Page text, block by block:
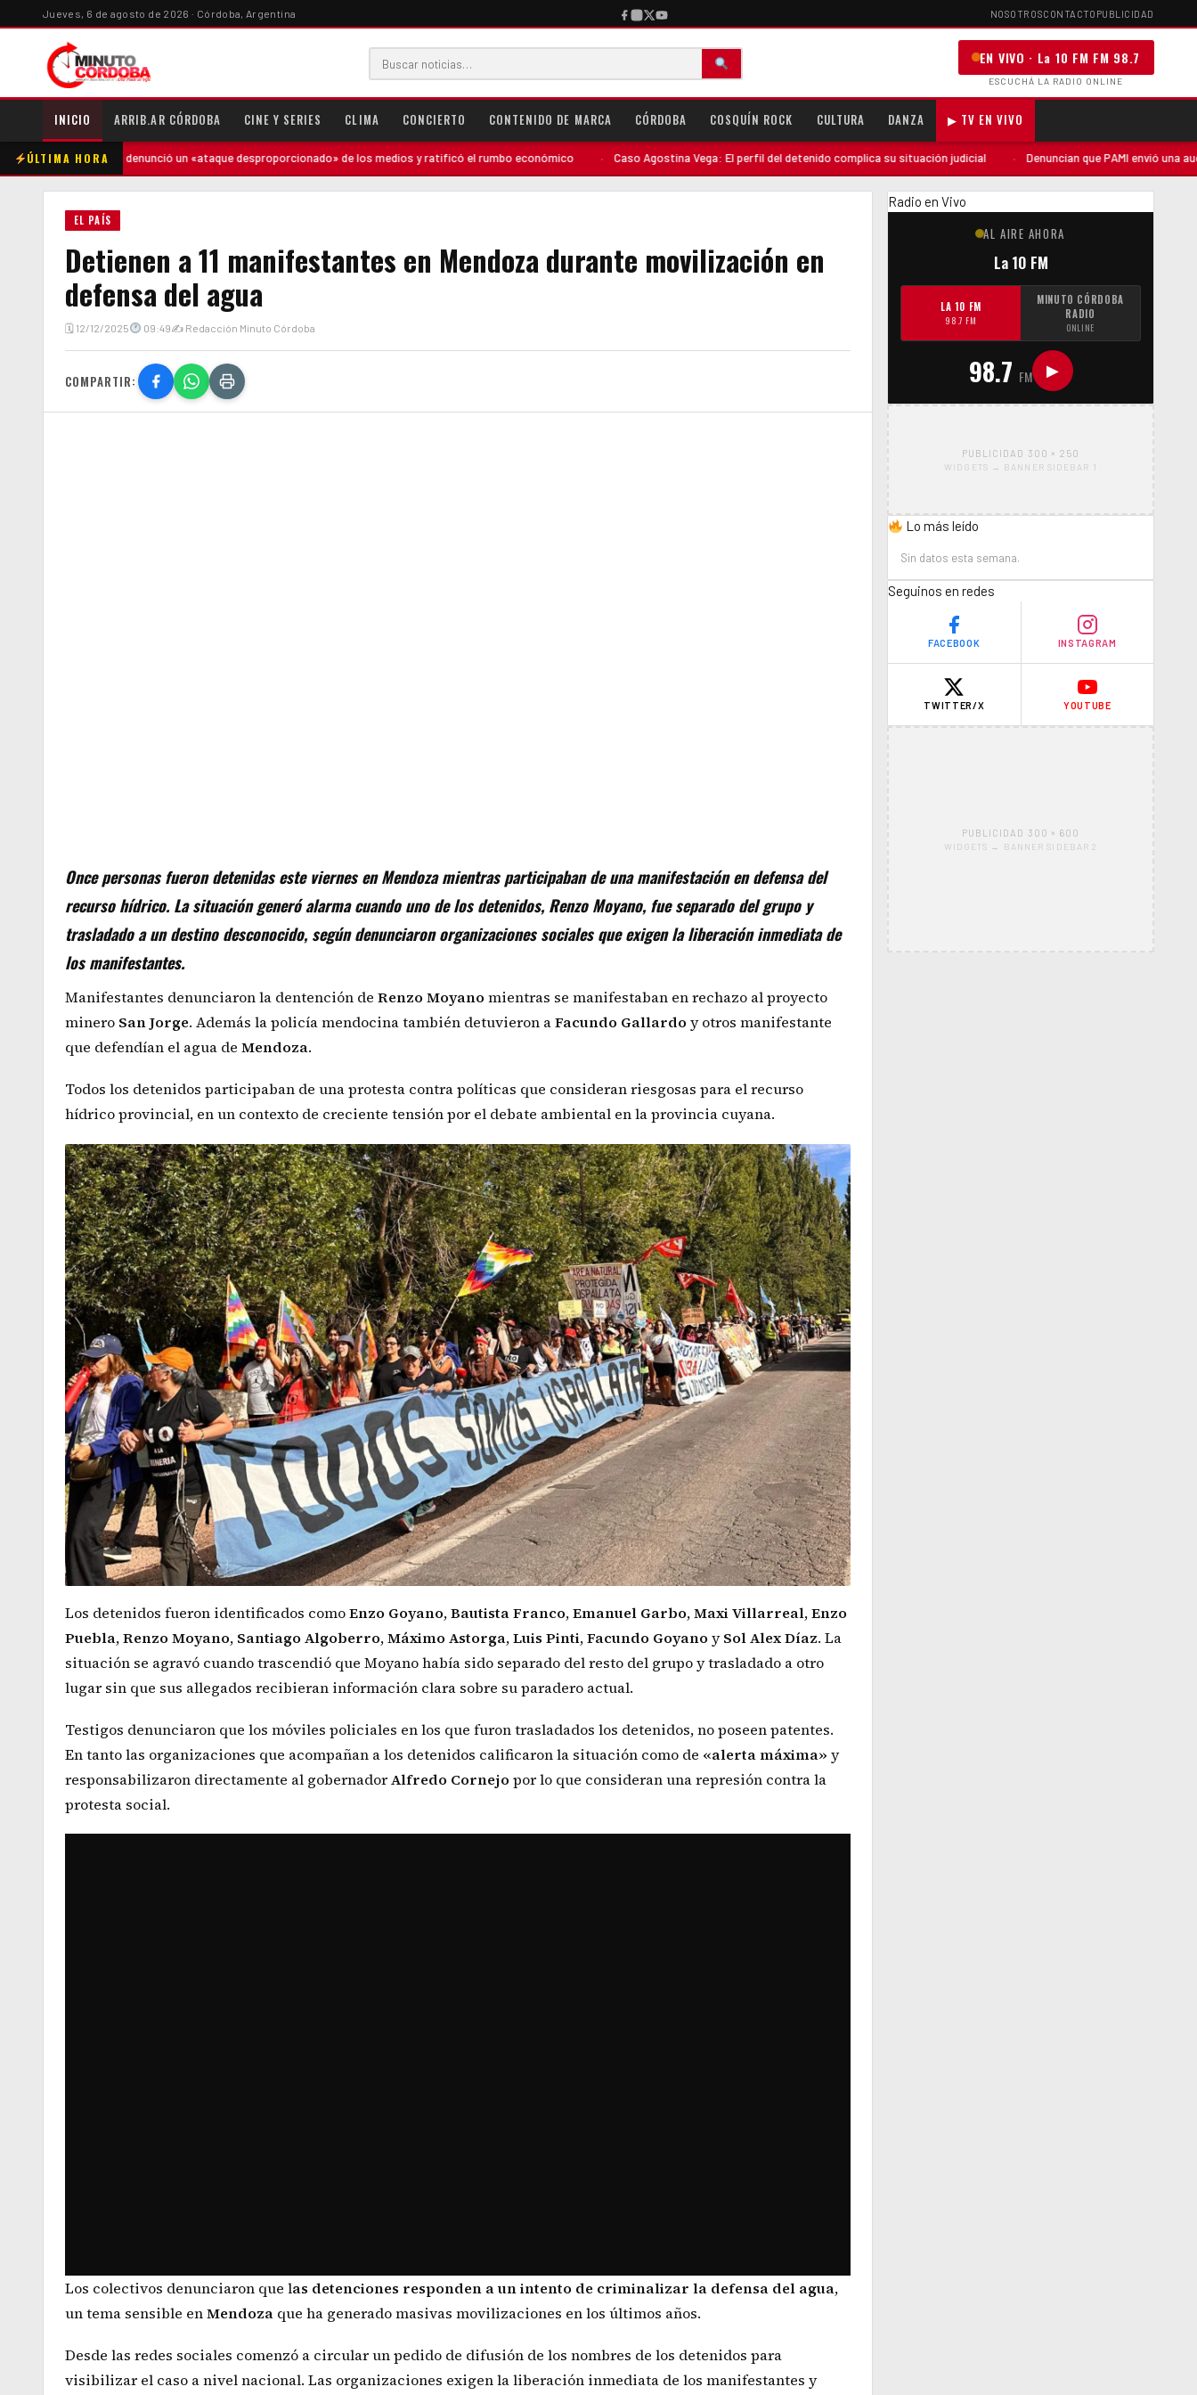
Jueves, 6 de agosto de 2026 · Córdoba, Argentina NOSOTROSCONTACTO PUBLICIDAD
EN VIVO · La 10 FM FM 98.7
ESCUCHÁ LA RADIO ONLINE
INICIO ARRIB.AR CÓRDOBA CINE Y SERIES CLIMA CONCIERTO CONTENIDO DE MARCA CÓRDOBA COSQUÍN ROCK CULTURA DANZA ▶ TV EN VIVO
ÚLTIMA HORA
Milei denunció un «ataque desproporcionado» de los medios y ratificó el rumbo económico · Caso Agostina Vega: El perfil del detenido complica su situación judicial · Denuncian que PAMI envió una auditoría
EL PAÍS
Detienen a 11 manifestantes en Mendoza durante movilización en
defensa del agua
🗓 12/12/2025 09:49✍ Redacción Minuto Córdoba
COMPARTIR:
Once personas fueron detenidas este viernes en Mendoza mientras participaban de una manifestación en defensa del
recurso hídrico. La situación generó alarma cuando uno de los detenidos, Renzo Moyano, fue separado del grupo y
trasladado a un destino desconocido, según denunciaron organizaciones sociales que exigen la liberación inmediata de
los manifestantes.
Manifestantes denunciaron la dentención de Renzo Moyano mientras se manifestaban en rechazo al proyecto
minero SanJorge. Además la policía mendocina también detuvieron aFacundo Gallardo y otros manifestante
que defendían el agua de Mendoza.
Todos los detenidos participaban de una protesta contra políticas que consideran riesgosas para el recurso
hídrico provincial, en un contexto de creciente tensión por el debate ambiental en la provincia cuyana.
Los detenidos fueron identificados comoEnzo Goyano,BautistaFranco,Emanuel Garbo,MaxiVillarreal,Enzo
Puebla,Renzo Moyano, Santiago Algoberro,Máximo Astorga,Luis Pinti,Facundo Goyano ySolAlexDíaz. La
situación se agravó cuando trascendió que Moyano había sido separado del resto del grupo y trasladado a otro
lugar sin que sus allegados recibieran información clara sobre su paradero actual.
Testigos denunciaron que los móviles policiales en los que furon trasladados los detenidos, no poseen patentes.
En tanto las organizaciones que acompañan a los detenidos calificaron la situación como de «alerta máxima» y
responsabilizaron directamente al gobernadorAlfredo Cornejo por lo que consideran una represión contra la
protesta social.
Los colectivos denunciaron que las detenciones responden a un intento de criminalizar la defensa del agua,
un tema sensible enMendoza que ha generado masivas movilizaciones en los últimos años.
Desde las redes sociales comenzó a circular un pedido de difusión de los nombres de los detenidos para
visibilizar el caso a nivel nacional. Las organizaciones exigen la liberación inmediata de los manifestantes y
Radio en Vivo
AL AIRE AHORA
La 10 FM
LA 10 FM
98.7 FM
MINUTO CÓRDOBA
RADIO
ONLINE
98.7 FM ▶
PUBLICIDAD 300 × 250
WIDGETS → BANNER SIDEBAR 1
Lo más leído
Sin datos esta semana.
Seguinos en redes
FACEBOOK INSTAGRAM
TWITTER/X YOUTUBE
PUBLICIDAD 300 × 600
WIDGETS → BANNER SIDEBAR 2